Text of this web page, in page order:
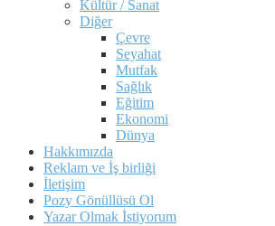
Kültür / Sanat
Diğer
Çevre
Seyahat
Mutfak
Sağlık
Eğitim
Ekonomi
Dünya
Hakkımızda
Reklam ve İş birliği
İletişim
Pozy Gönüllüsü Ol
Yazar Olmak İstiyorum